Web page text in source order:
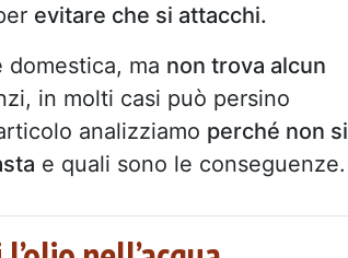
evitare che si attacchi.
domestica, ma non trova alcun
in molti casi può persino
analizziamo perché non si
e quali sono le conseguenze.